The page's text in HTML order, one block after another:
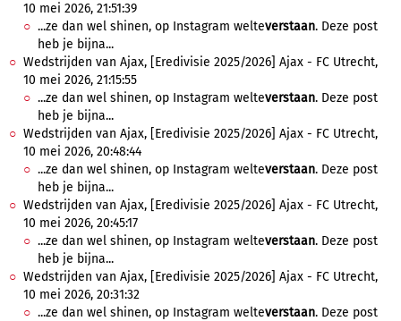
10 mei 2026, 21:51:39
...ze dan wel shinen, op Instagram welteverstaan. Deze post
heb je bijna...
Wedstrijden van Ajax, [Eredivisie 2025/2026] Ajax - FC Utrecht,
10 mei 2026, 21:15:55
...ze dan wel shinen, op Instagram welteverstaan. Deze post
heb je bijna...
Wedstrijden van Ajax, [Eredivisie 2025/2026] Ajax - FC Utrecht,
10 mei 2026, 20:48:44
...ze dan wel shinen, op Instagram welteverstaan. Deze post
heb je bijna...
Wedstrijden van Ajax, [Eredivisie 2025/2026] Ajax - FC Utrecht,
10 mei 2026, 20:45:17
...ze dan wel shinen, op Instagram welteverstaan. Deze post
heb je bijna...
Wedstrijden van Ajax, [Eredivisie 2025/2026] Ajax - FC Utrecht,
10 mei 2026, 20:31:32
...ze dan wel shinen, op Instagram welteverstaan. Deze post